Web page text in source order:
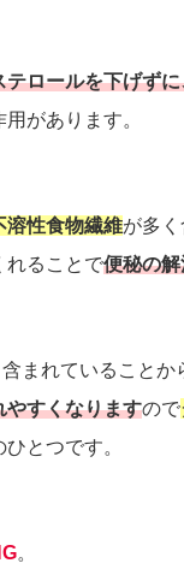
テロールを下げず
用があります。
溶性食物繊維が多
れることで便秘の
含まれていることか
やすくなりますので
とつです。
。